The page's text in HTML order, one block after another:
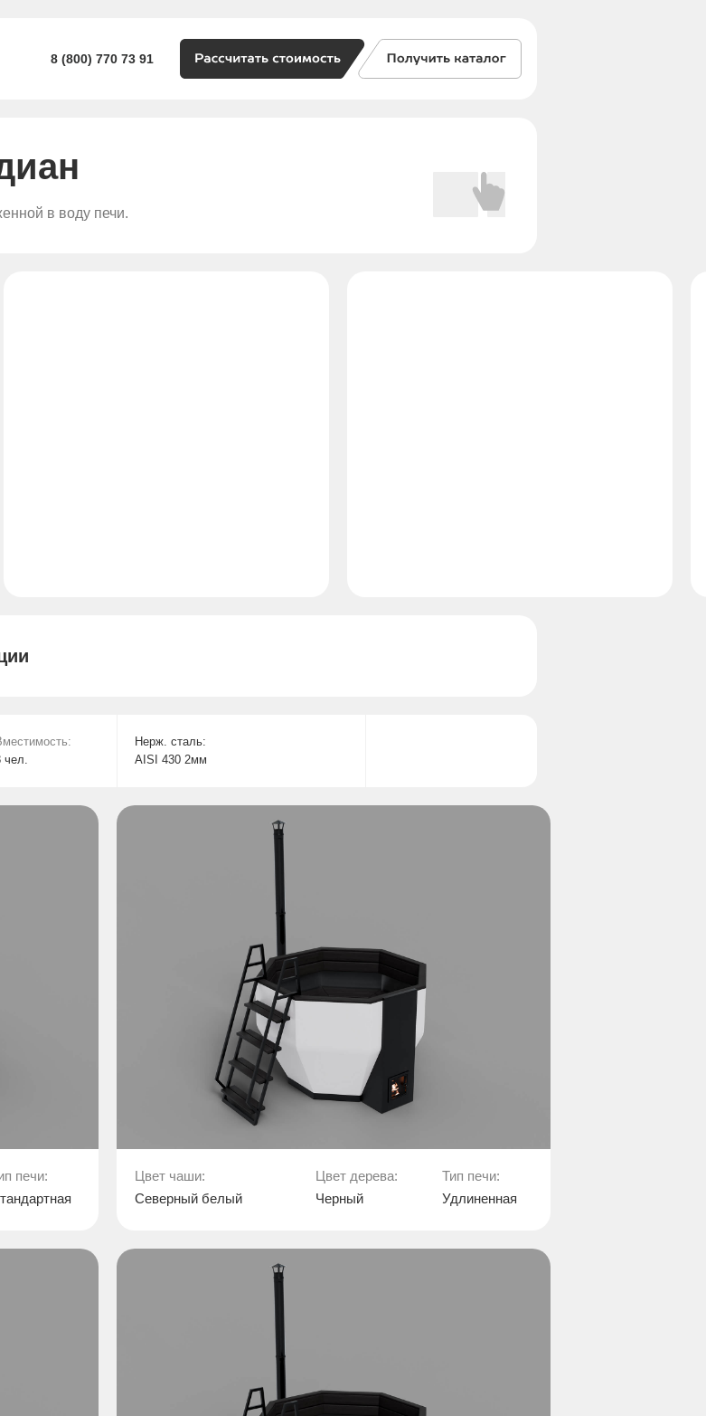
8 (800) 770 73 91
в воду печи.
чел.
Нерж. сталь:
AISI 430 2мм
печи:
Удлиненная
Тип печи:
Черный
Цвет дерева:
Северный белый
Цвет чаши: